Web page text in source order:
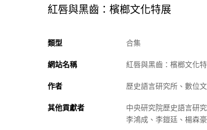
紅唇與黑齒：檳榔文化特展
類型 合集
網站名稱 紅唇與黑齒：檳榔文化
作者 歷史語言研究所、數位
其他貢獻者
中央研究院歷史語言研
李鴻成、李鎧廷、楊森